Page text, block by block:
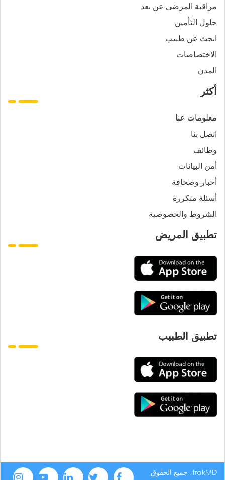
مراقبة المرضى عن بعد
حلول التأمين
ابحث عن طبيب
الاختصاصات
المدن
أكثر
معلومات عنا
اتصل بنا
وظائف
أمن البيانات
أخبار وصحافة
أسئلة متكررة
الشروط والخصوصية
تطبيق المريض
تطبيق الطبيب
trakMD، جميع الحقوق